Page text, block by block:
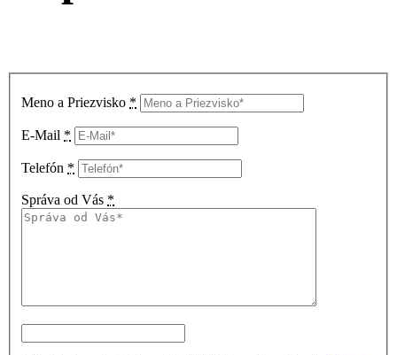
Meno a Priezvisko *
E-Mail *
Telefón *
Správa od Vás *